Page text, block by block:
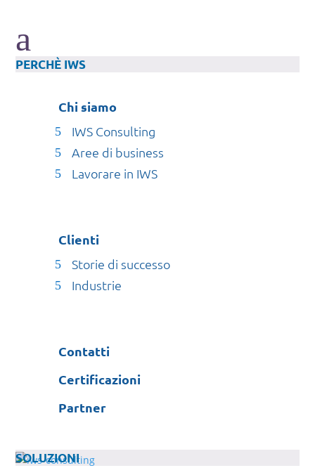
a
PERCHÈ IWS
Chi siamo
IWS Consulting
Aree di business
Lavorare in IWS
Clienti
Storie di successo
Industrie
Contatti
Certificazioni
Partner
SOLUZIONI